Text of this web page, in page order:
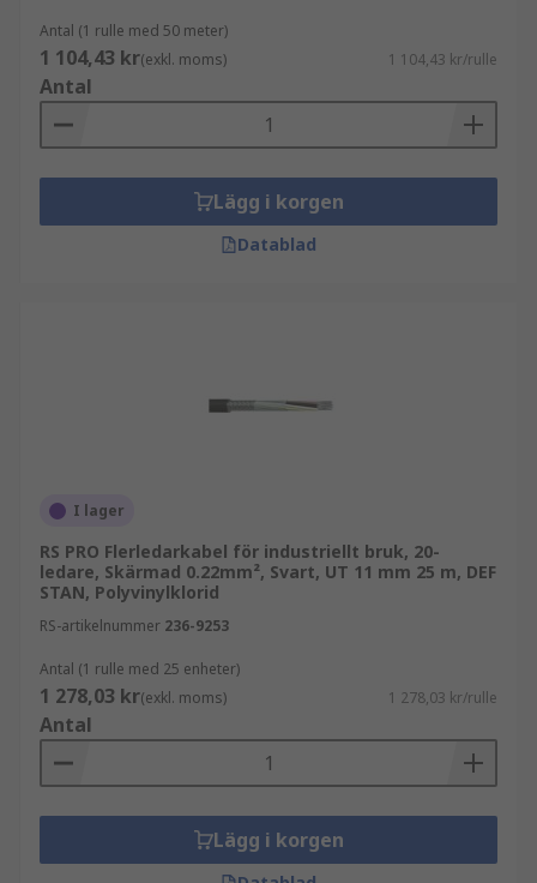
Antal (1 rulle med 50 meter)
1 104,43 kr(exkl. moms) 1 104,43 kr/rulle
Antal
Lägg i korgen
Datablad
I lager
RS PRO Flerledarkabel för industriellt bruk, 20-
ledare, Skärmad 0.22mm², Svart, UT 11 mm 25 m, DEF
STAN, Polyvinylklorid
RS-artikelnummer 236-9253
Antal (1 rulle med 25 enheter)
1 278,03 kr(exkl. moms) 1 278,03 kr/rulle
Antal
Lägg i korgen